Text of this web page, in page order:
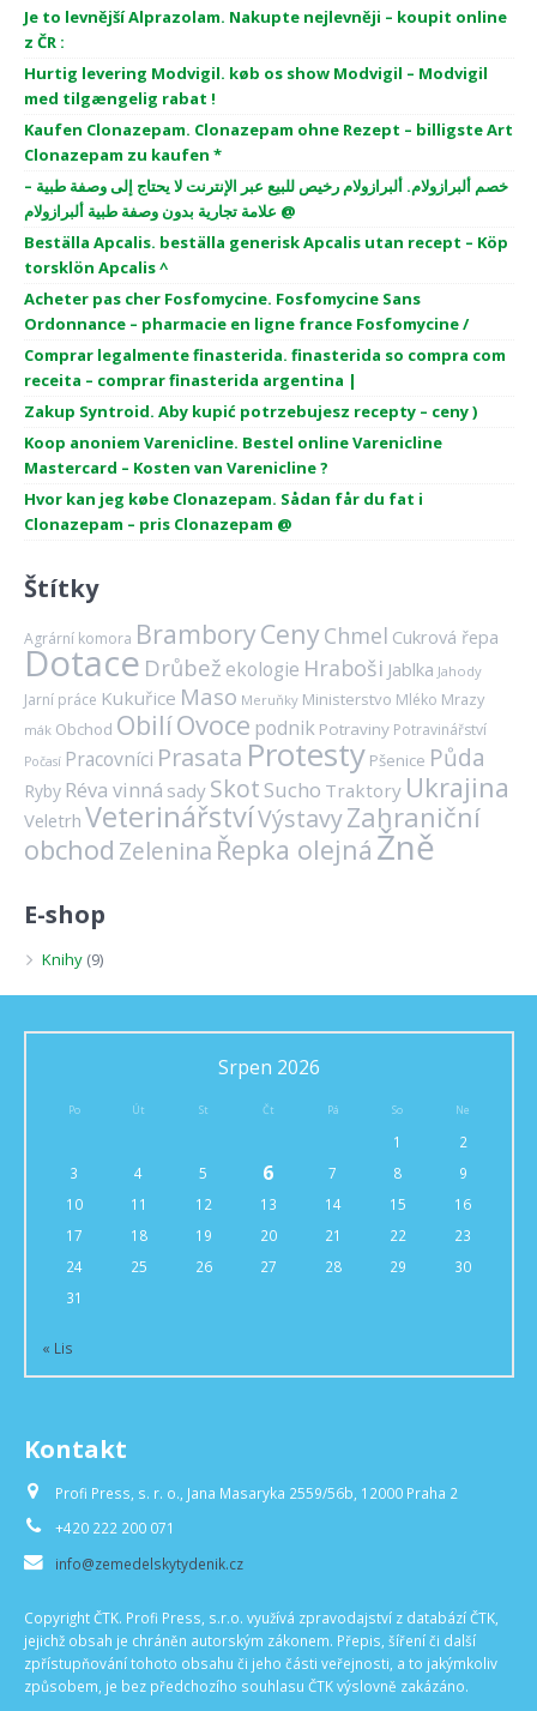
Je to levnější Alprazolam. Nakupte nejlevněji – koupit online
z ČR :
Hurtig levering Modvigil. køb os show Modvigil – Modvigil
med tilgængelig rabat !
Kaufen Clonazepam. Clonazepam ohne Rezept – billigste Art
Clonazepam zu kaufen *
خصم ألبرازولام. ألبرازولام رخيص للبيع عبر الإنترنت لا يحتاج إلى وصفة طبية –
علامة تجارية بدون وصفة طبية ألبرازولام @
Beställa Apcalis. beställa generisk Apcalis utan recept – Köp
torsklön Apcalis ^
Acheter pas cher Fosfomycine. Fosfomycine Sans
Ordonnance – pharmacie en ligne france Fosfomycine /
Comprar legalmente finasterida. finasterida so compra com
receita – comprar finasterida argentina |
Zakup Syntroid. Aby kupić potrzebujesz recepty – ceny )
Koop anoniem Varenicline. Bestel online Varenicline
Mastercard – Kosten van Varenicline ?
Hvor kan jeg købe Clonazepam. Sådan får du fat i
Clonazepam – pris Clonazepam @
Štítky
Agrární komora BramboryCenyChmel Cukrová řepa
Dotace Drůbež ekologie Hraboši Jablka Jahody
Jarní práce Kukuřice Maso Meruňky Ministerstvo Mléko Mrazy
mák Obchod ObilíOvoce podnik Potraviny Potravinářství
Počasí Pracovníci Prasata Protesty Pšenice Půda
Ryby Réva vinná sady Skot Sucho Traktory Ukrajina
Veletrh VeterinářstvíVýstavyZahraniční
obchod Zelenina Řepka olejná Žně
E-shop
Knihy (9)
Srpen 2026
Po Út St Čt Pá So Ne
1
2
3
4 5 6 7 8
9
10
11 12 13 14 15
16
17
18 19 20 21 22
23
24
25 26 27 28 29
30
31
« Lis
Kontakt
Profi Press, s. r. o., Jana Masaryka 2559/56b, 12000 Praha 2
+420 222 200 071
info@zemedelskytydenik.cz
Copyright ČTK. Profi Press, s.r.o. využívá zpravodajství z databází ČTK,
jejichž obsah je chráněn autorským zákonem. Přepis, šíření či další
zpřístupňování tohoto obsahu či jeho části veřejnosti, a to jakýmkoliv
způsobem, je bez předchozího souhlasu ČTK výslovně zakázáno.